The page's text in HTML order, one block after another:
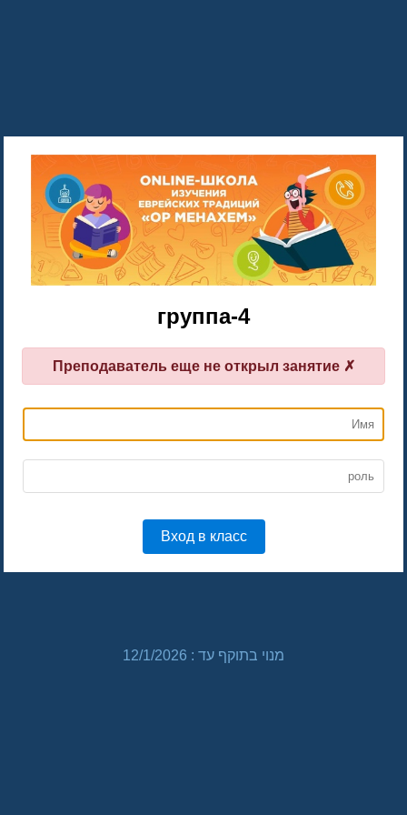
4-группа
✗ Преподаватель еще не открыл занятие
Вход в класс
מנוי בתוקף עד : 12/1/2026